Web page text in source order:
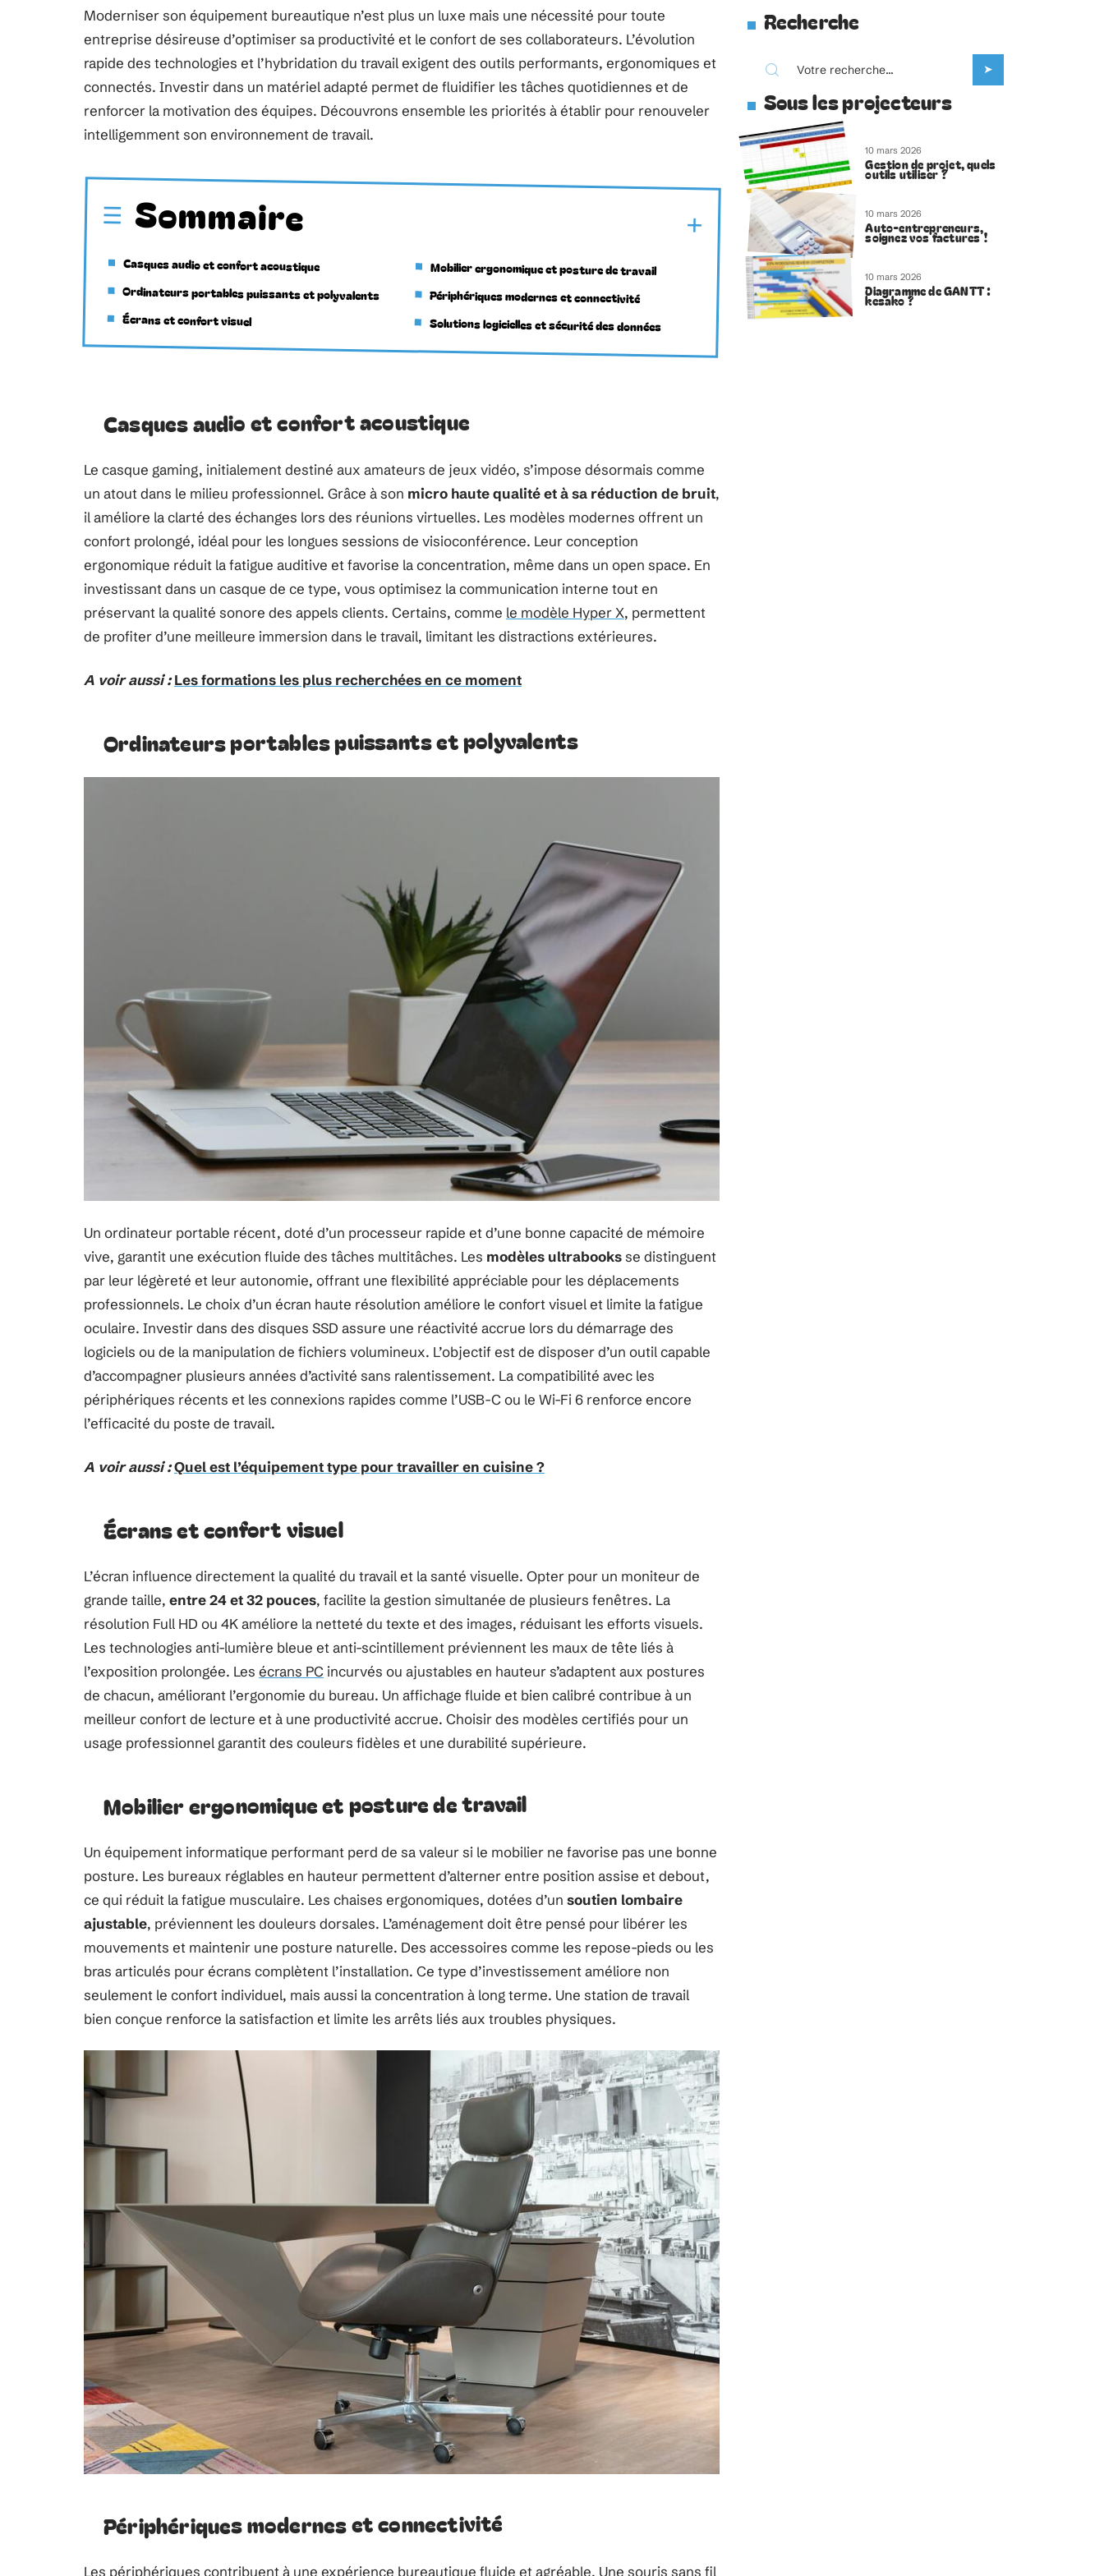
Moderniser son équipement bureautique n’est plus un luxe mais une nécessité pour toute
entreprise désireuse d’optimiser sa productivité et le confort de ses collaborateurs. L’évolution
rapide des technologies et l’hybridation du travail exigent des outils performants, ergonomiques et
connectés. Investir dans un matériel adapté permet de fluidifier les tâches quotidiennes et de
renforcer la motivation des équipes. Découvrons ensemble les priorités à établir pour renouveler
intelligemment son environnement de travail.
Sommaire
Casques audio et confort acoustique
Ordinateurs portables puissants et polyvalents
Écrans et confort visuel
Mobilier ergonomique et posture de travail
Périphériques modernes et connectivité
Solutions logicielles et sécurité des données
Casques audio et confort acoustique
Le casque gaming, initialement destiné aux amateurs de jeux vidéo, s’impose désormais comme
un atout dans le milieu professionnel. Grâce à son micro haute qualité et à sa réduction de bruit,
il améliore la clarté des échanges lors des réunions virtuelles. Les modèles modernes offrent un
confort prolongé, idéal pour les longues sessions de visioconférence. Leur conception
ergonomique réduit la fatigue auditive et favorise la concentration, même dans un open space. En
investissant dans un casque de ce type, vous optimisez la communication interne tout en
préservant la qualité sonore des appels clients. Certains, comme le modèle Hyper X, permettent
de profiter d’une meilleure immersion dans le travail, limitant les distractions extérieures.
A voir aussi : Les formations les plus recherchées en ce moment
Ordinateurs portables puissants et polyvalents
Un ordinateur portable récent, doté d’un processeur rapide et d’une bonne capacité de mémoire
vive, garantit une exécution fluide des tâches multitâches. Les modèles ultrabooksse distinguent
par leur légèreté et leur autonomie, offrant une flexibilité appréciable pour les déplacements
professionnels. Le choix d’un écran haute résolution améliore le confort visuel et limite la fatigue
oculaire. Investir dans des disques SSD assure une réactivité accrue lors du démarrage des
logiciels ou de la manipulation de fichiers volumineux. L’objectif est de disposer d’un outil capable
d’accompagner plusieurs années d’activité sans ralentissement. La compatibilité avec les
périphériques récents et les connexions rapides comme l’USB-C ou le Wi-Fi 6 renforce encore
l’efficacité du poste de travail.
A voir aussi :Quel est l’équipement type pour travailler en cuisine ?
Écrans et confort visuel
L’écran influence directement la qualité du travail et la santé visuelle. Opter pour un moniteur de
grande taille, entre 24 et 32 pouces, facilite la gestion simultanée de plusieurs fenêtres. La
résolution Full HD ou 4K améliore la netteté du texte et des images, réduisant les efforts visuels.
Les technologies anti-lumière bleue et anti-scintillement préviennent les maux de tête liés à
l’exposition prolongée. Les écrans PC incurvés ou ajustables en hauteur s’adaptent aux postures
de chacun, améliorant l’ergonomie du bureau. Un affichage fluide et bien calibré contribue à un
meilleur confort de lecture et à une productivité accrue. Choisir des modèles certifiés pour un
usage professionnel garantit des couleurs fidèles et une durabilité supérieure.
Mobilier ergonomique et posture de travail
Un équipement informatique performant perd de sa valeur si le mobilier ne favorise pas une bonne
posture. Les bureaux réglables en hauteur permettent d’alterner entre position assise et debout,
ce qui réduit la fatigue musculaire. Les chaises ergonomiques, dotées d’un soutien lombaire
ajustable, préviennent les douleurs dorsales. L’aménagement doit être pensé pour libérer les
mouvements et maintenir une posture naturelle. Des accessoires comme les repose-pieds ou les
bras articulés pour écrans complètent l’installation. Ce type d’investissement améliore non
seulement le confort individuel, mais aussi la concentration à long terme. Une station de travail
bien conçue renforce la satisfaction et limite les arrêts liés aux troubles physiques.
Périphériques modernes et connectivité
Les périphériques contribuent à une expérience bureautique fluide et agréable. Une souris sans fil
Recherche
Sous les projecteurs
10 mars 2026
Gestion de projet, quels
outils utiliser ?
10 mars 2026
Auto-entrepreneurs,
soignez vos factures !
10 mars 2026
Diagramme de GANTT :
kesako ?